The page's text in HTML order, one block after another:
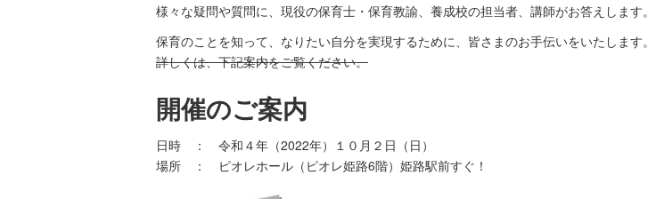
様々な疑問や質問に、現役の保育士・保育教諭、養成校の担当者、講師がお答えします。
保育のことを知って、なりたい自分を実現するために、皆さまのお手伝いをいたします。
詳しくは、下記案内をご覧ください。
開催のご案内
日時 ： 令和４年（2022年）１０月２日（日）
場所 ： ピオレホール（ピオレ姫路6階）姫路駅前すぐ！